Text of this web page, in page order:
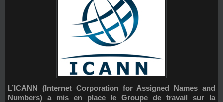
L’ICANN (Internet Corporation for Assigned Names and
Numbers) a mis en place le Groupe de travail sur la